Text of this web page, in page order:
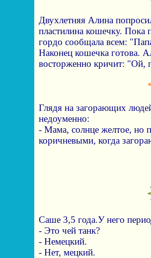
Двухлетняя Алина
пластилина кошечку. Пока
гордо сообщала всем:
Наконец кошечка готова.
восторженно кричит: "Ой,
Глядя на загорающих
недоуменно:
- Мама, солнце желтое, но
коричневыми, когда
Саше 3,5 года.У него
- Это чей танк?
- Немецкий.
- Нет, мецкий.